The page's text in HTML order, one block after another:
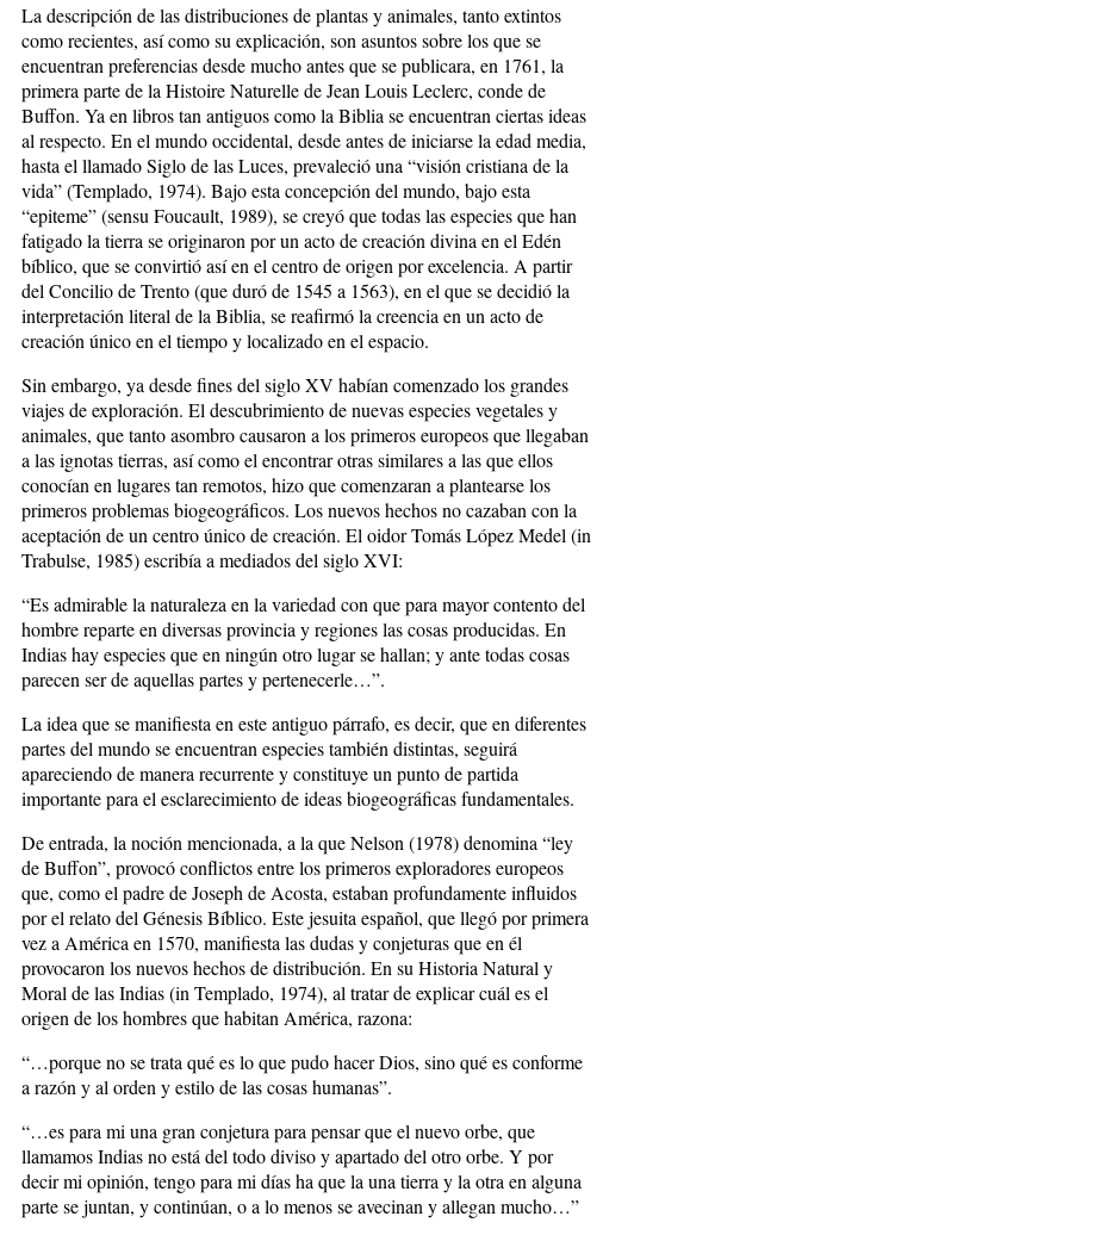
La descripción de las distribuciones de plantas y animales, tanto extintos
como recientes, así como su explicación, son asuntos sobre los que se
encuentran preferencias desde mucho antes que se publicara, en 1761, la
primera parte de la Histoire Naturelle de Jean Louis Leclerc, conde de
Buffon. Ya en libros tan antiguos como la Biblia se encuentran ciertas ideas
al respecto. En el mundo occidental, desde antes de iniciarse la edad media,
hasta el llamado Siglo de las Luces, prevaleció una “visión cristiana de la
vida” (Templado, 1974). Bajo esta concepción del mundo, bajo esta
“epiteme” (sensu Foucault, 1989), se creyó que todas las especies que han
fatigado la tierra se originaron por un acto de creación divina en el Edén
bíblico, que se convirtió así en el centro de origen por excelencia. A partir
del Concilio de Trento (que duró de 1545 a 1563), en el que se decidió la
interpretación literal de la Biblia, se reafirmó la creencia en un acto de
creación único en el tiempo y localizado en el espacio.
Sin embargo, ya desde fines del siglo XV habían comenzado los grandes
viajes de exploración. El descubrimiento de nuevas especies vegetales y
animales, que tanto asombro causaron a los primeros europeos que llegaban
a las ignotas tierras, así como el encontrar otras similares a las que ellos
conocían en lugares tan remotos, hizo que comenzaran a plantearse los
primeros problemas biogeográficos. Los nuevos hechos no cazaban con la
aceptación de un centro único de creación. El oidor Tomás López Medel (in
Trabulse, 1985) escribía a mediados del siglo XVI:
“Es admirable la naturaleza en la variedad con que para mayor contento del
hombre reparte en diversas provincia y regiones las cosas producidas. En
Indias hay especies que en ningún otro lugar se hallan; y ante todas cosas
parecen ser de aquellas partes y pertenecerle…”.
La idea que se manifiesta en este antiguo párrafo, es decir, que en diferentes
partes del mundo se encuentran especies también distintas, seguirá
apareciendo de manera recurrente y constituye un punto de partida
importante para el esclarecimiento de ideas biogeográficas fundamentales.
De entrada, la noción mencionada, a la que Nelson (1978) denomina “ley
de Buffon”, provocó conflictos entre los primeros exploradores europeos
que, como el padre de Joseph de Acosta, estaban profundamente influidos
por el relato del Génesis Bíblico. Este jesuita español, que llegó por primera
vez a América en 1570, manifiesta las dudas y conjeturas que en él
provocaron los nuevos hechos de distribución. En su Historia Natural y
Moral de las Indias (in Templado, 1974), al tratar de explicar cuál es el
origen de los hombres que habitan América, razona:
“…porque no se trata qué es lo que pudo hacer Dios, sino qué es conforme
a razón y al orden y estilo de las cosas humanas”.
“…es para mi una gran conjetura para pensar que el nuevo orbe, que
llamamos Indias no está del todo diviso y apartado del otro orbe. Y por
decir mi opinión, tengo para mi días ha que la una tierra y la otra en alguna
parte se juntan, y continúan, o a lo menos se avecinan y allegan mucho…”